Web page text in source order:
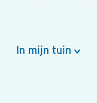
In mijn tuin